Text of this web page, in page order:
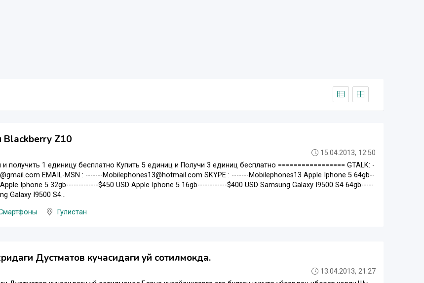
Z10
15.04.2013, 12:50
получить 1 единицу бесплатно Купить 5 единиц и Получи 3 единиц бесплатно ================= GTALK: -
EMAIL-MSN : -------Mobilephones13@hotmail.com SKYPE : -------Mobilephones13 Apple Iphone 5 64gb--
Iphone 5 32gb-------------$450 USD Apple Iphone 5 16gb------------$400 USD Samsung Galaxy I9500 S4 64gb-----
Galaxy I9500 S4...
Гулистан
Дустматов кучасидаги уй сотилмокда.
13.04.2013, 21:27